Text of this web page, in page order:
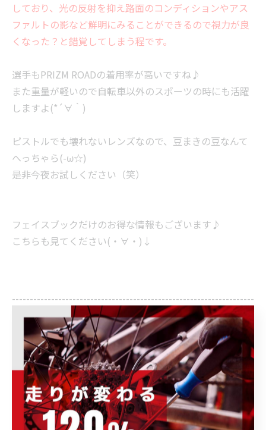
しており、光の反射を抑え路面のコンディションやアス
ファルトの影など鮮明にみることができるので視力が良
くなった？と錯覚してしまう程です。
選手もPRIZM ROADの着用率が高いですね♪
また重量が軽いので自転車以外のスポーツの時にも活躍
しますよ(*´∀｀)
ピストルでも壊れないレンズなので、豆まきの豆なんて
へっちゃら(-ω☆)
是非今夜お試しください（笑）
フェイスブックだけのお得な情報もございます♪
こちらも見てください(・∀・)↓
--------------------------------------------------------------------
POWER-KIDS
住所 :群馬県伊勢崎市連取元町２８７ー１
電話番号: 0270-23-9080（お問い合わせ）
--------------------------------------------------------------------